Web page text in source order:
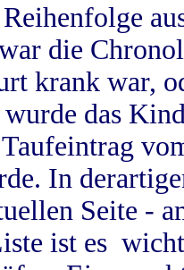
die
krank war,
das
Taufeintrag
In
Seite -
ist es